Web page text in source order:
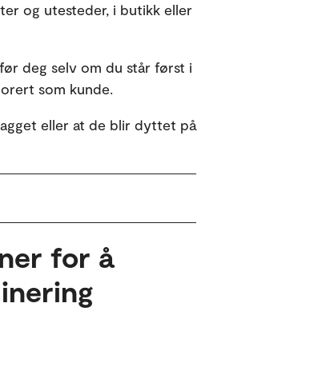
og utesteder, i butikk eller
deg selv om du står først i
som kunde.
eller at de blir dyttet på
for å